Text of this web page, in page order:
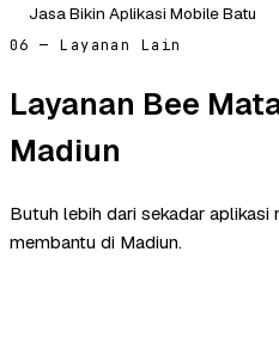
Jasa Bikin Aplikasi Mobile Batu
06 — Layanan Lain
Layanan Bee
Madiun
Butuh lebih dari sekadar
membantu di Madiun.